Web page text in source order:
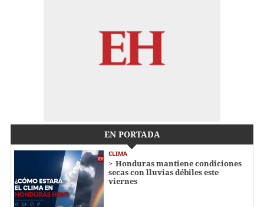
EN PORTADA
CLIMA
Honduras mantiene condiciones
secas con lluvias débiles este
viernes